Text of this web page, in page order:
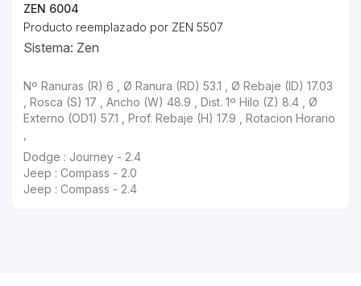
ZEN 6004
Producto reemplazado por ZEN 5507
Sistema: Zen
Nº Ranuras (R) 6 , Ø Ranura (RD) 53.1 , Ø Rebaje (ID) 17.03
, Rosca (S) 17 , Ancho (W) 48.9 , Dist. 1º Hilo (Z) 8.4 , Ø
Externo (OD1) 57.1 , Prof. Rebaje (H) 17.9 , Rotacion Horario
Dodge : Journey - 2.4
Jeep : Compass - 2.0
Jeep : Compass - 2.4